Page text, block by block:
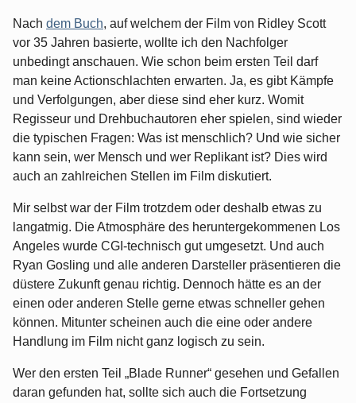
Nach dem Buch, auf welchem der Film von Ridley Scott
vor 35 Jahren basierte, wollte ich den Nachfolger
unbedingt anschauen. Wie schon beim ersten Teil darf
man keine Actionschlachten erwarten. Ja, es gibt Kämpfe
und Verfolgungen, aber diese sind eher kurz. Womit
Regisseur und Drehbuchautoren eher spielen, sind wieder
die typischen Fragen: Was ist menschlich? Und wie sicher
kann sein, wer Mensch und wer Replikant ist? Dies wird
auch an zahlreichen Stellen im Film diskutiert.
Mir selbst war der Film trotzdem oder deshalb etwas zu
langatmig. Die Atmosphäre des heruntergekommenen Los
Angeles wurde CGI-technisch gut umgesetzt. Und auch
Ryan Gosling und alle anderen Darsteller präsentieren die
düstere Zukunft genau richtig. Dennoch hätte es an der
einen oder anderen Stelle gerne etwas schneller gehen
können. Mitunter scheinen auch die eine oder andere
Handlung im Film nicht ganz logisch zu sein.
Wer den ersten Teil „Blade Runner“ gesehen und Gefallen
daran gefunden hat, sollte sich auch die Fortsetzung